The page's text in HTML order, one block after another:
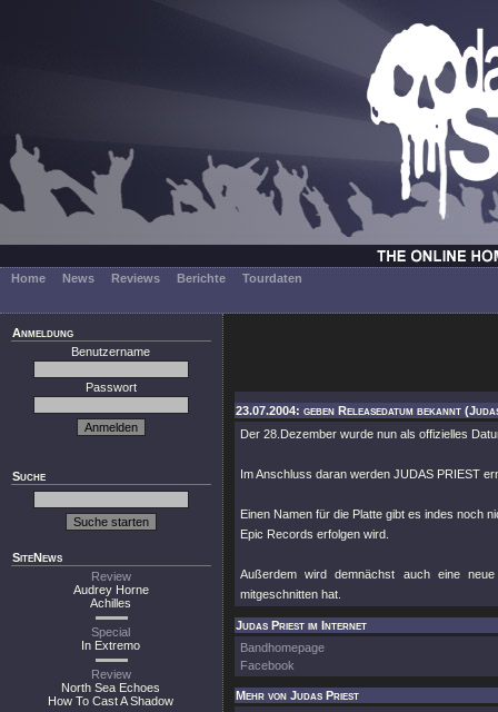
Home News Reviews Berichte Tourdaten
Anmeldung
Benutzername
Passwort
Suche
SiteNews
Review
Audrey Horne
Achilles
Special
In Extremo
Review
North Sea Echoes
How To Cast A Shadow
23.07.2004: geben Releasedatum bekannt
Der 28.Dezember wurde nun als offizielles
Im Anschluss daran werden JUDAS PRIEST
Einen Namen für die Platte gibt es indes noch
Epic Records erfolgen wird.
Außerdem wird demnächst auch eine
mitgeschnitten hat.
Judas Priest im Internet
Bandhomepage
Facebook
Mehr von Judas Priest